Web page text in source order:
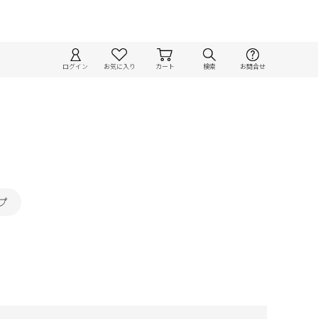
ログイン お気に入り カート 検索 お問合せ